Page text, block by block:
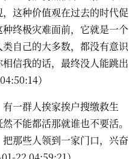
这种价值观在过去的时代促
终极灾难面前，它就是一个
自己的大多数，都没有意识
信我的话，最终没人能跳出
）
一群人挨家挨户搜缴救生
不能都活那就谁也不要活。
那些人领到一家门口，兴奋